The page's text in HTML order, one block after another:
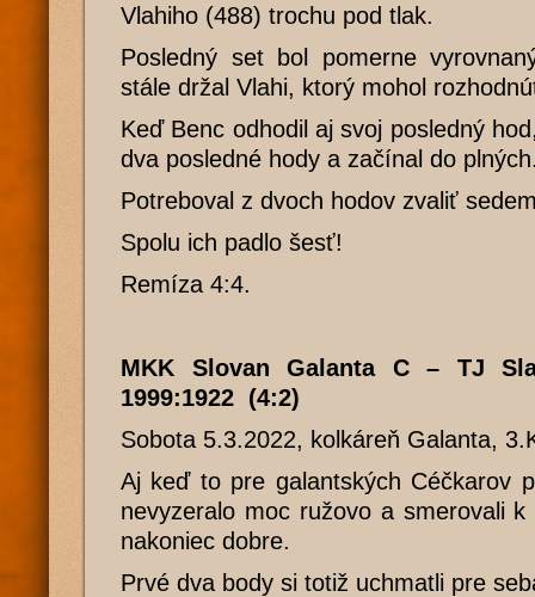
Vlahiho (488) trochu pod tlak.
Posledný set bol pomerne
stále držal Vlahi, ktorý mohol
Keď Benc odhodil aj svoj posledný
dva posledné hody a začínal do
Potreboval z dvoch hodov zvaliť
Spolu ich padlo šesť!
Remíza 4:4.
MKK Slovan Galanta C – TJ
1999:1922 (4:2)
Sobota 5.3.2022, kolkáreň Galanta,
Aj keď to pre galantských Céčkarov
nevyzeralo moc ružovo a smerovali
nakoniec dobre.
Prvé dva body si totiž uchmatli pre